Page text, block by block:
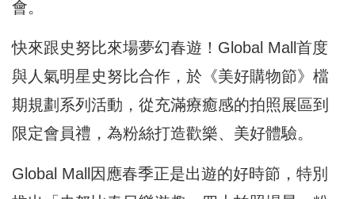
會。
快來跟史努比來場夢幻春遊！Global Mall首度
與人氣明星史努比合作，於《美好購物節》檔
期規劃系列活動，從充滿療癒感的拍照展區到
限定會員禮，為粉絲打造歡樂、美好體驗。
Global Mall因應春季正是出遊的好時節，特別